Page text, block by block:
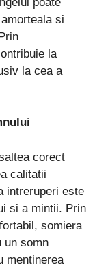
si
la
la cea a
corect
calitatii
intreruperi este
si a mintii. Prin
somiera
un somn
mentinerea